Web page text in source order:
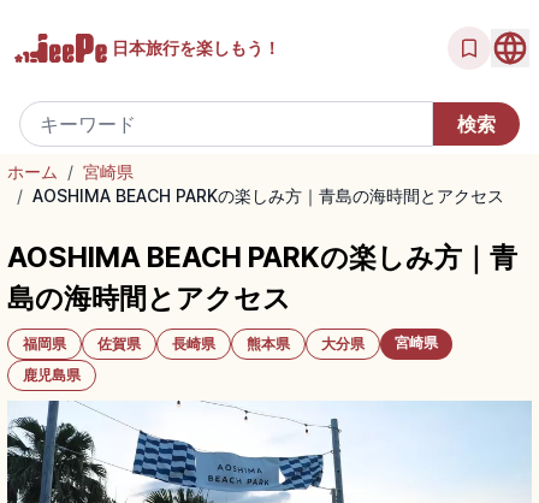
日本旅行を楽しもう！
ホーム / 宮崎県
/ AOSHIMA BEACH PARKの楽しみ方｜青島の海時間とアクセス
AOSHIMA BEACH PARKの楽しみ方｜青
島の海時間とアクセス
福岡県 佐賀県 長崎県 熊本県 大分県
宮崎県
鹿児島県